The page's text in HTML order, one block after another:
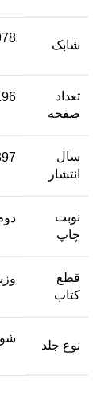
شابک
تعداد
صفحه
سال
انتشار
نوبت
چاپ
قطع
کتاب
نوع جلد